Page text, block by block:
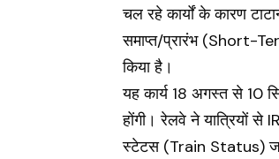
चल रहे कार्यों के कारण
समाप्त/प्रारंभ (Short-
किया है।
यह कार्य 18 अगस्त से 10
होंगी। रेलवे ने यात्रियों
स्टेटस (Train Status)